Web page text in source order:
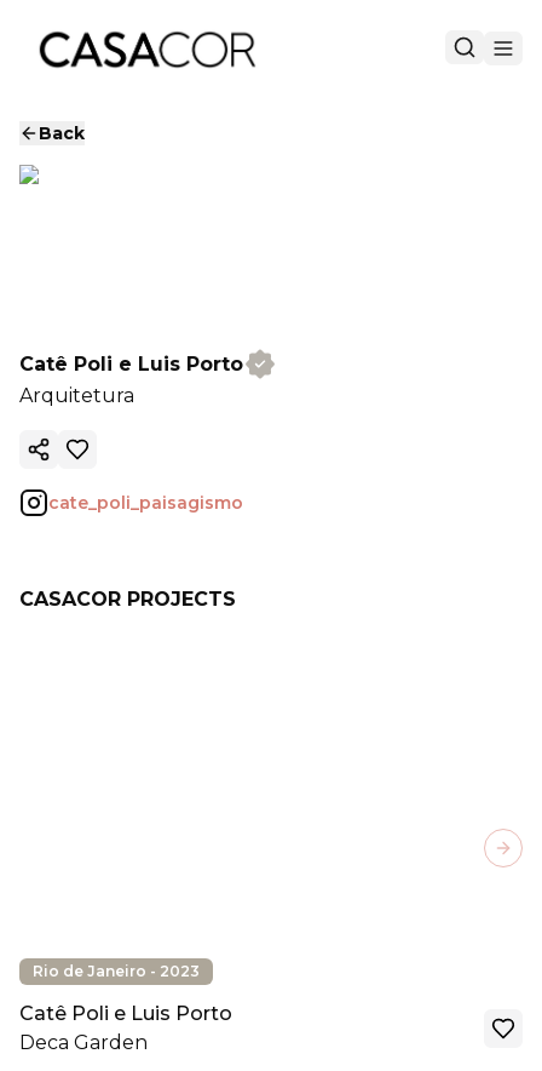
Back
Catê Poli e Luis Porto
Arquitetura
Copy ink
cate_poli_paisagismo
CASACOR PROJECTS
Rio de Janeiro - 2023
Catê Poli e Luis Porto
Deca Garden